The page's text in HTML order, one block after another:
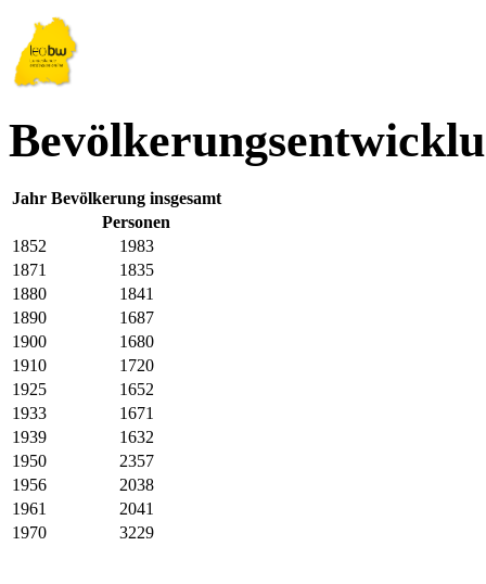
Jahr Bevölkerung insgesamt
Personen
1852
1983
1871
1835
1880
1841
1890
1687
1900
1680
1910
1720
1925
1652
1933
1671
1939
1632
1950
2357
1956
2038
1961
2041
1970
3229